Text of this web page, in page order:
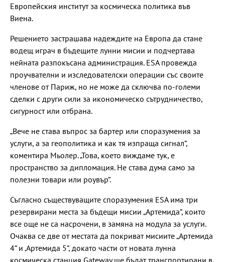
Европейския институт за космическа политика във
Виена.
Решението застрашава надеждите на Европа да стане
водещ играч в бъдещите лунни мисии и подчертава
нейната разпокъсана администрация. ESA провежда
проучвателни и изследователски операции със своите
членове от Париж, но не може да сключва по-големи
сделки с други сили за икономическо сътрудничество,
сигурност или отбрана.
„Вече не става въпрос за бартер или споразумения за
услуги, а за геополитика и как тя изпраща сигнал“,
коментира Мьолер. „Това, което виждаме тук, е
пространство за дипломация. Не става дума само за
полезни товари или роувър“.
Съгласно съществуващите споразумения ESA има три
резервирани места за бъдещи мисии „Артемида“, които
все още не са насрочени, в замяна на модула за услуги.
Очаква се две от местата да покриват мисиите „Артемида
4“ и ‚Артемида 5“, докато части от новата лунна
космическа станция Gateway ще бъдат транспортирани в